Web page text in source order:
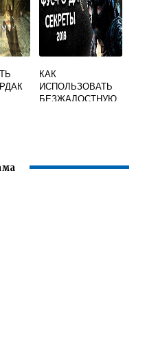
КАК
ИСПОЛЬЗОВАТЬ
БЕЗЖАЛОСТНУЮ